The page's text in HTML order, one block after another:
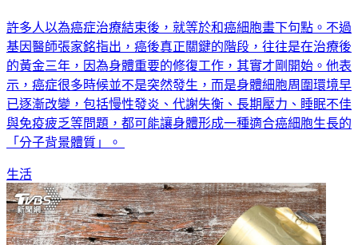
許多人以為癌症治療結束後，就等於和癌細胞畫下句點。不過
基因醫師張家銘指出，癌後真正關鍵的階段，往往是在治療後
的黃金三年，因為身體重要的修復工作，其實才剛開始。他表
示，癌症很多時候並不是突然發生，而是身體細胞周圍環境早
已逐漸改變，包括慢性發炎、代謝失衡、長期壓力、睡眠不佳
與免疫疲乏等問題，都可能讓身體形成一種適合癌細胞生長的
「分子背景體質」。
生活